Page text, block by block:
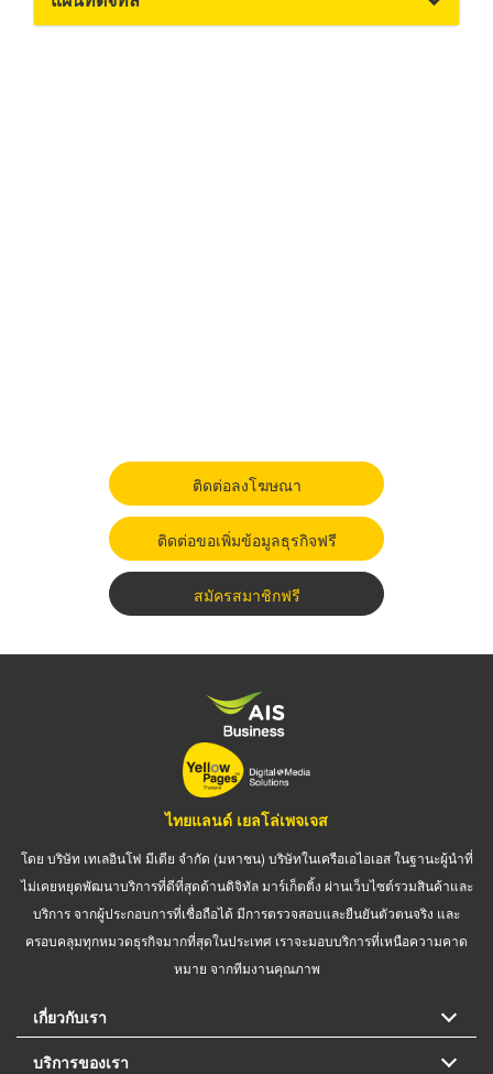
ติดต่อลงโฆษณา
ติดต่อขอเพิ่มข้อมูลธุรกิจฟรี
สมัครสมาชิกฟรี
ไทยแลนด์ เยลโล่เพจเจส
โดย บริษัท เทเลอินโฟ มีเดีย จำกัด (มหาชน) บริษัทในเครือเอไอเอส ในฐานะผู้นำที่
ไม่เคยหยุดพัฒนาบริการที่ดีที่สุดด้านดิจิทัล มาร์เก็ตติ้ง ผ่านเว็บไซต์รวมสินค้าและ
บริการ จากผู้ประกอบการที่เชื่อถือได้ มีการตรวจสอบและยืนยันตัวตนจริง และ
ครอบคลุมทุกหมวดธุรกิจมากที่สุดในประเทศ เราจะมอบบริการที่เหนือความคาด
หมาย จากทีมงานคุณภาพ
เกี่ยวกับเรา
บริการของเรา